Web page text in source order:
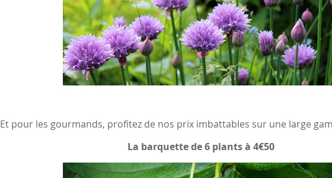
Et pour les gourmands, profitez de nos prix imbattables sur une large
La barquette de 6 plants à 4€50